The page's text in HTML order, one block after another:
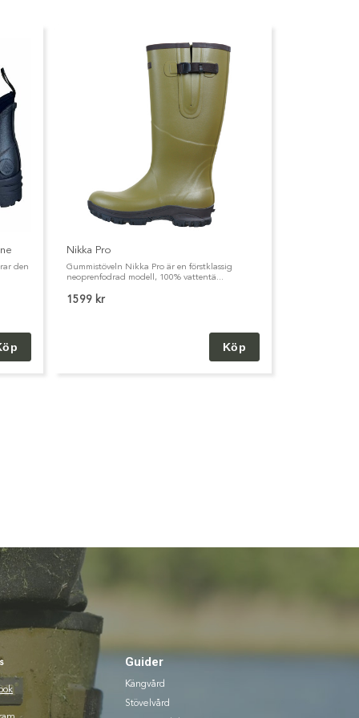
den
Nikka Pro
Gummistöveln Nikka Pro är en förstklassig
neoprenfodrad modell, 100% vattentä...
1599 kr
Guider
Kängvård
Stövelvård